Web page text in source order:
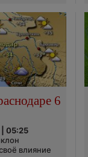
6
| 05:25
влияние